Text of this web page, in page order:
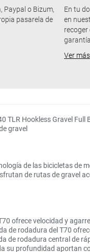
Paypal o Bizum,
pasarela de
En tu
en
recoger
Ver más
TLR Hookless Gravel Full
gravel
de las bicicletas
de rutas de gravel
ofrece velocidad y
de rodadura del T70
de rodadura central de
su profundidad aportan